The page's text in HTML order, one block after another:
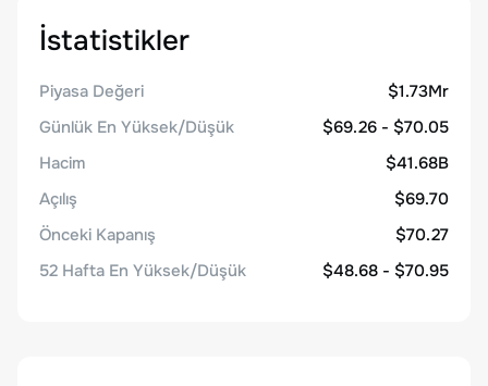
İstatistikler
Piyasa Değeri
$1.73Mr
Günlük En Yüksek/Düşük
$69.26 - $70.05
Hacim
$41.68B
Açılış
$69.70
Önceki Kapanış
$70.27
52 Hafta En Yüksek/Düşük
$48.68 - $70.95